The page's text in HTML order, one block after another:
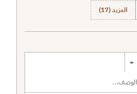
المزيد (17)